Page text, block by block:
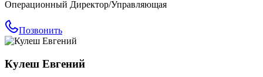
Операционный Директор/Управляющая
Позвонить
Кулеш Евгений